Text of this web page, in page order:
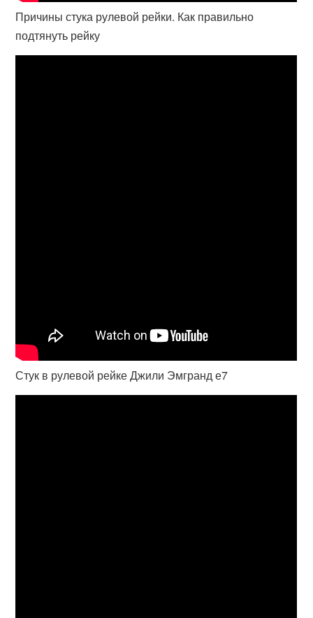
Причины стука рулевой рейки. Как правильно
подтянуть рейку
Стук в рулевой рейке Джили Эмгранд е7